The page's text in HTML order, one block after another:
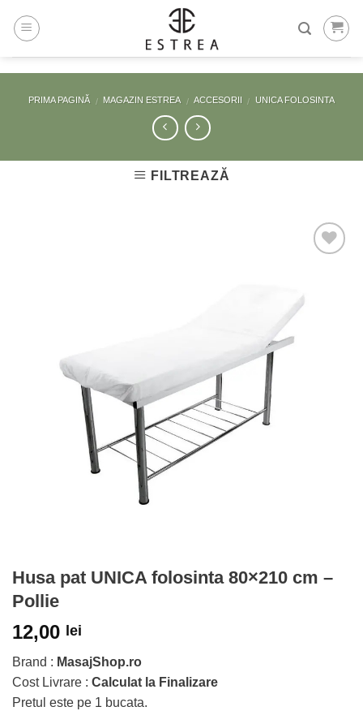
PRIMA PAGINĂ / MAGAZIN ESTREA / ACCESORII / UNICA FOLOSINTA
FILTREAZĂ
Favorite
Husa pat UNICA folosinta 80×210 cm –
Pollie
12,00 lei
Brand : MasajShop.ro
Cost Livrare : Calculat la Finalizare
Pretul este pe 1 bucata.